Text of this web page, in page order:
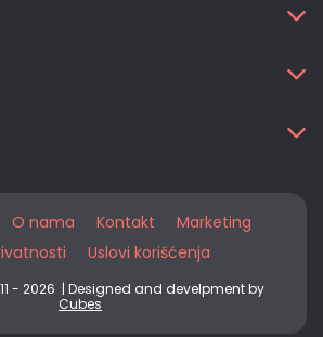
O nama Kontakt
Marketing
Uslovi korišćenja
- 2026 | Designed and develpment by
Cubes